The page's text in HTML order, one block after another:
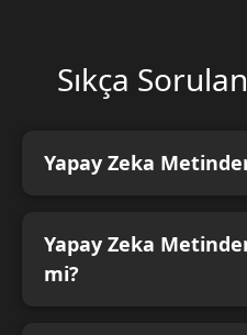
Sıkça
Yapay Zeka
Yapay Zeka
mi?